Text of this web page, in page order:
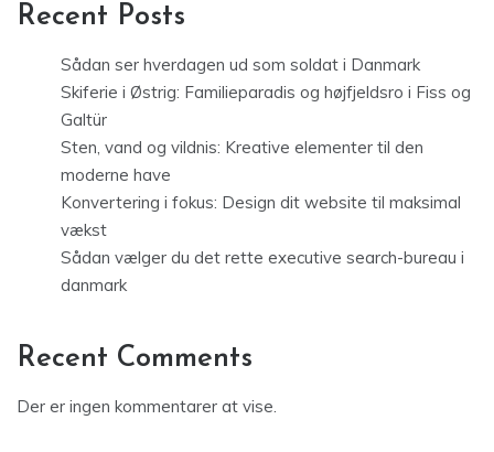
Recent Posts
Sådan ser hverdagen ud som soldat i Danmark
Skiferie i Østrig: Familieparadis og højfjeldsro i Fiss og
Galtür
Sten, vand og vildnis: Kreative elementer til den
moderne have
Konvertering i fokus: Design dit website til maksimal
vækst
Sådan vælger du det rette executive search-bureau i
danmark
Recent Comments
Der er ingen kommentarer at vise.